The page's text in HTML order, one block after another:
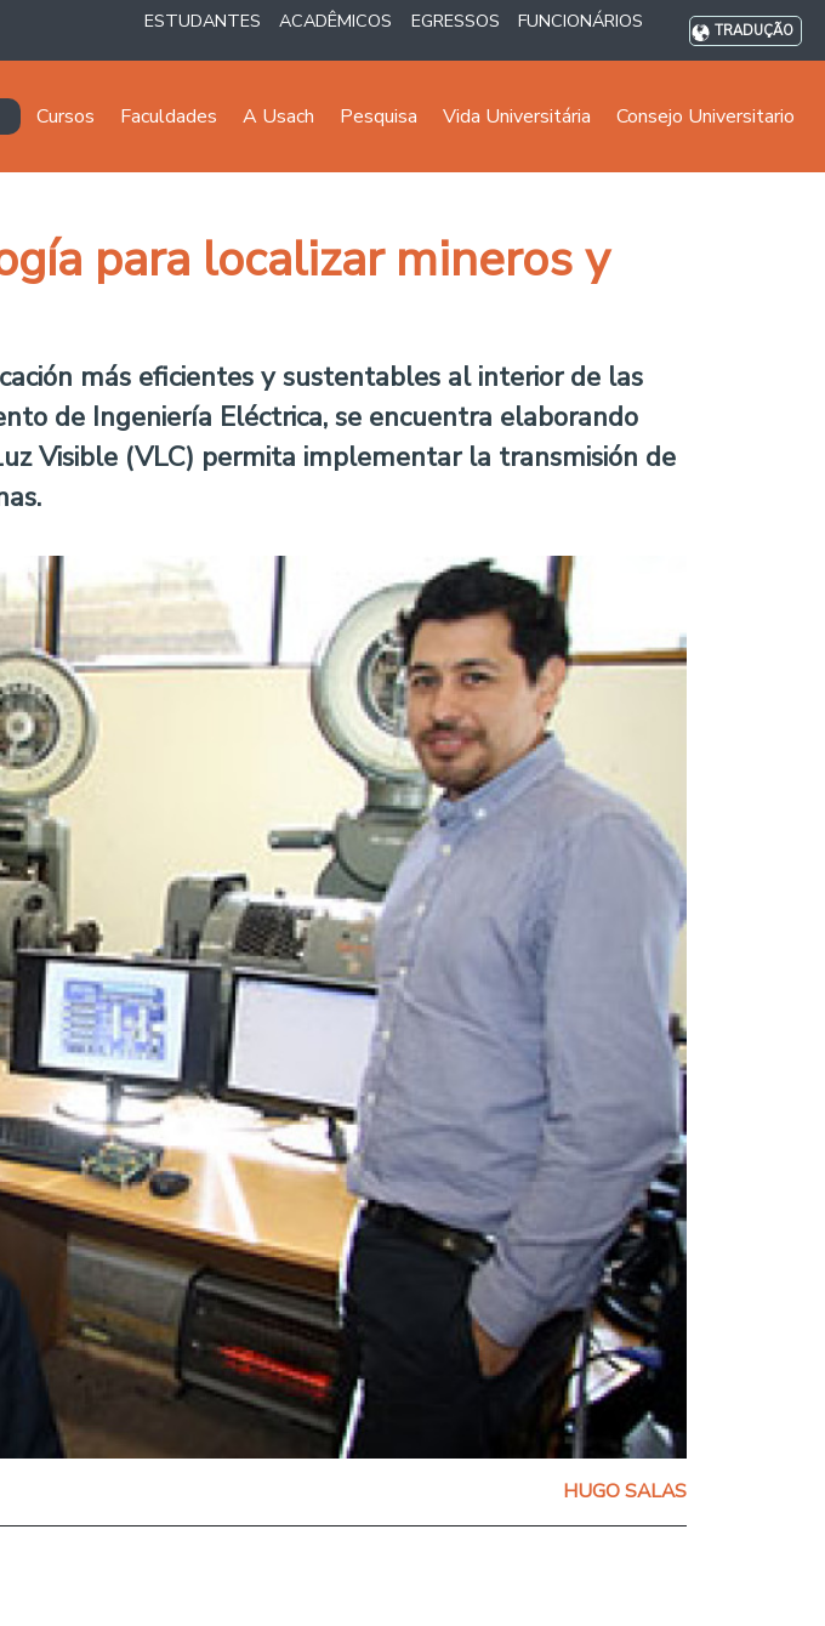
ESTUDANTES ACADÊMICOS EGRESSOS FUNCIONÁRIOS TRADUÇÃO
principal
Cursos Faculdades A Usach Pesquisa Vida Universitária Consejo Universitario
para localizar mineros y
más eficientes y sustentables al interior de las
de Ingeniería Eléctrica, se encuentra elaborando
Visible (VLC) permita implementar la transmisión de
HUGO SALAS